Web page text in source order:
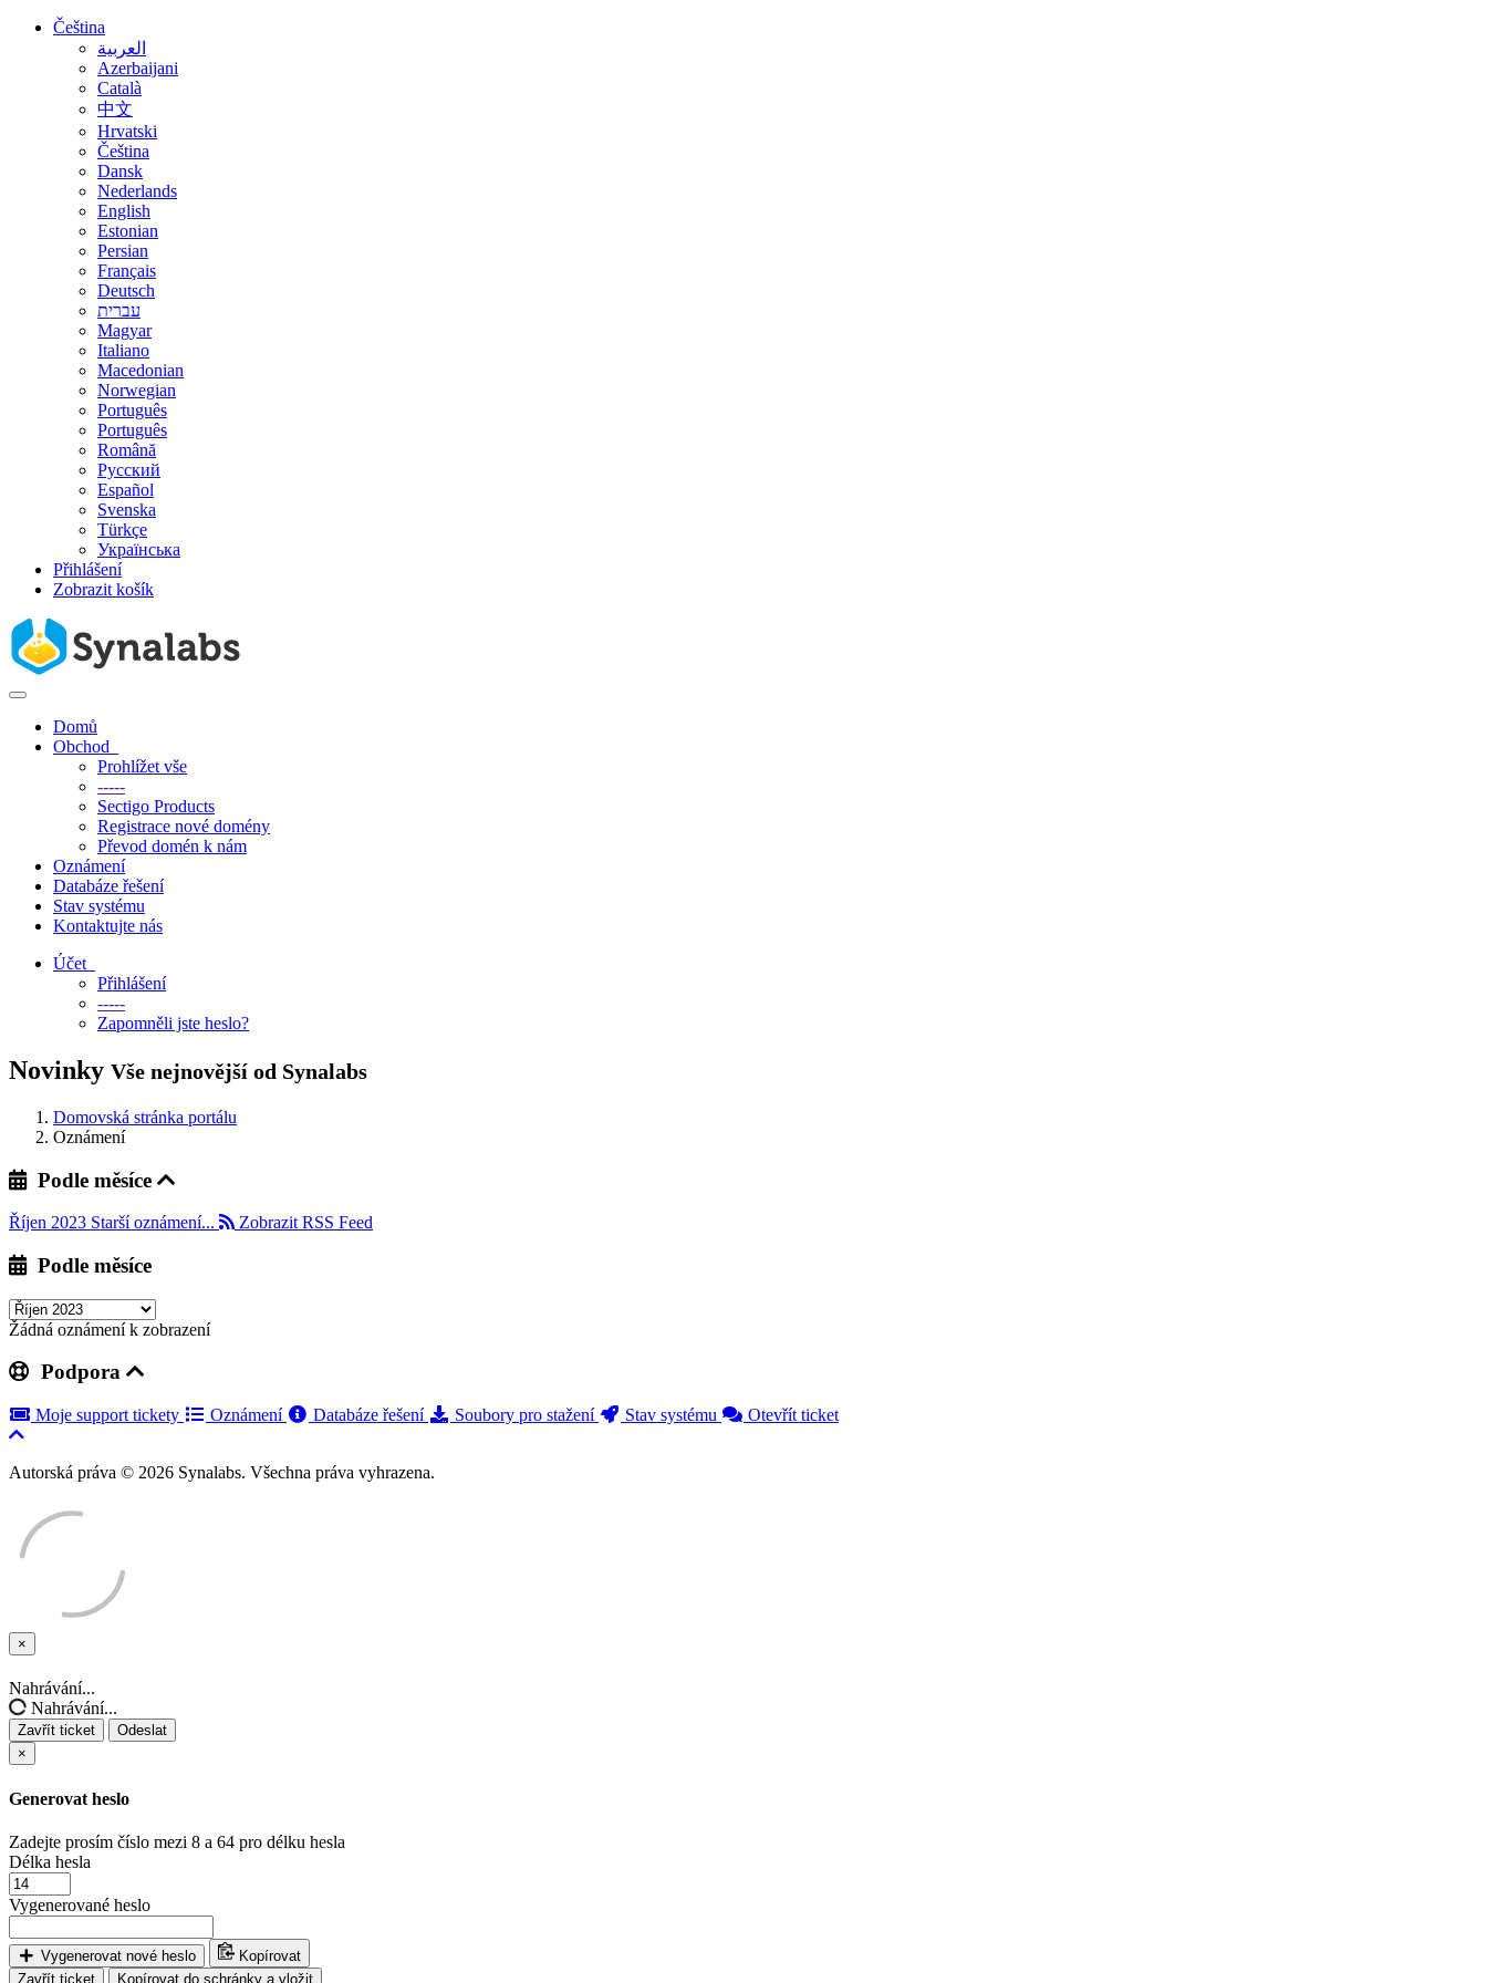
Čeština
العربية
Azerbaijani
Català
中文
Hrvatski
Čeština
Dansk
Nederlands
English
Estonian
Persian
Français
Deutsch
עברית
Magyar
Italiano
Macedonian
Norwegian
Português
Português
Română
Русский
Español
Svenska
Türkçe
Українська
Přihlášení
Zobrazit košík
Přepnout
navigaciDomů
Obchod
Prohlížet vše
-----
Sectigo Products
Registrace nové domény
Převod domén k nám
Oznámení
Databáze řešení
Stav systému
Kontaktujte nás
Účet
Přihlášení
-----
Zapomněli jste heslo?
Novinky Vše nejnovější od Synalabs
Domovská stránka portálu
Oznámení
Podle měsíce
Říjen 2023 Starší oznámení... Zobrazit RSS Feed
Podle měsíce
Žádná oznámení k zobrazení
Podpora
Moje support tickety Oznámení Databáze řešení Soubory pro stažení Stav systému Otevřít ticket
Autorská práva © 2026 Synalabs. Všechna práva vyhrazena.
×
Zavřít
Nahrávání...
Nahrávání...
Zavřít ticket
Odeslat
×
Generovat heslo
Zadejte prosím číslo mezi 8 a 64 pro délku hesla
Délka hesla
Vygenerované heslo
Vygenerovat nové heslo
Kopírovat
Zavřít ticket
Kopírovat do schránky a vložit